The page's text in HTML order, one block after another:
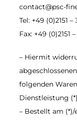
contact@psc-
Tel: +49 (0)2151 –
Fax: +49 (0)2151
– Hiermit
folgenden
Dienstleistung (*)
– Bestellt am